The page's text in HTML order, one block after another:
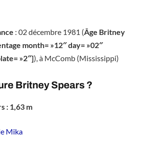
: 02 décembre 1981 (Âge Britney
month= »12″ day= »02″
»2″]), à McComb (Mississippi)
Britney Spears ?
: 1,63 m
Mika